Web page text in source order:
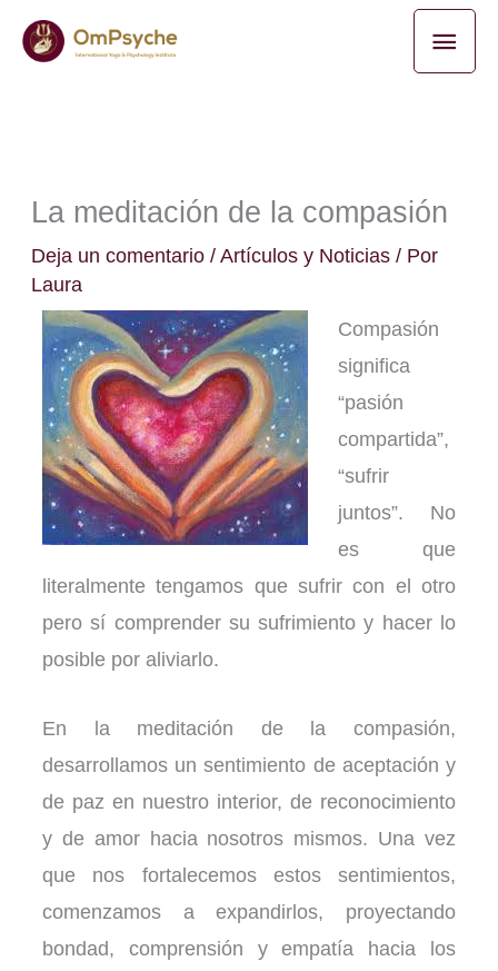
La meditación de la compasión
Deja un comentario /Artículos y Noticias / Por
Laura
Compasión
significa
“pasión
compartida”,
“sufrir
juntos”. No
es que
literalmente tengamos que sufrir con el otro
pero sí comprender su sufrimiento y hacer lo
posible por aliviarlo.
En la meditación de la compasión,
desarrollamos un sentimiento de aceptación y
de paz en nuestro interior, de reconocimiento
y de amor hacia nosotros mismos. Una vez
que nos fortalecemos estos sentimientos,
comenzamos a expandirlos, proyectando
bondad, comprensión y empatía hacia los